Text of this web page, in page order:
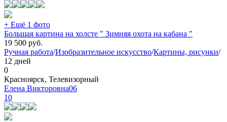
+ Ещё 1 фото
Большая картина на холсте " Зимняя охота на кабана "
19 500 руб.
Ручная работа/Изобразительное искусство/Картины, рисунки/
12 дней
0
Красноярск, Телевизорный
Елена Викторовна06
10